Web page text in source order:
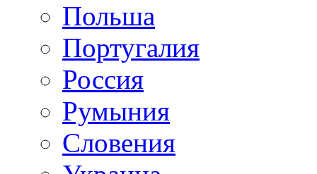
Польша
Португалия
Россия
Румыния
Словения